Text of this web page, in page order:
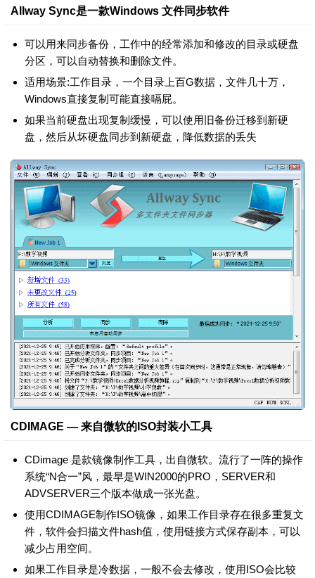
Allway Sync是一款Windows 文件同步软件
可以用来同步备份，工作中的经常添加和修改的目录或硬盘
分区，可以自动替换和删除文件。
适用场景:工作目录，一个目录上百G数据，文件几十万，
Windows直接复制可能直接嗝屁。
如果当前硬盘出现复制缓慢，可以使用旧备份迁移到新硬
盘，然后从坏硬盘同步到新硬盘，降低数据的丢失
CDIMAGE — 来自微软的ISO封装小工具
CDimage 是款镜像制作工具，出自微软。流行了一阵的操作
系统“N合一”风，最早是WIN2000的PRO，SERVER和
ADVSERVER三个版本做成一张光盘。
使用CDIMAGE制作ISO镜像，如果工作目录存在很多重复文
件，软件会扫描文件hash值，使用链接方式保存副本，可以
减少占用空间。
如果工作目录是冷数据，一般不会去修改，使用ISO会比较